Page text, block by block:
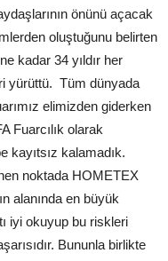
önünü açacak
oluştuğunu belirten
kadar 34 yıldır her
yürüttü. Tüm dünyada
elimizden giderken
Fuarcılık olarak
kayıtsız kalamadık.
noktada HOMETEX
alanında en büyük
iyi okuyup bu riskleri
Bununla birlikte